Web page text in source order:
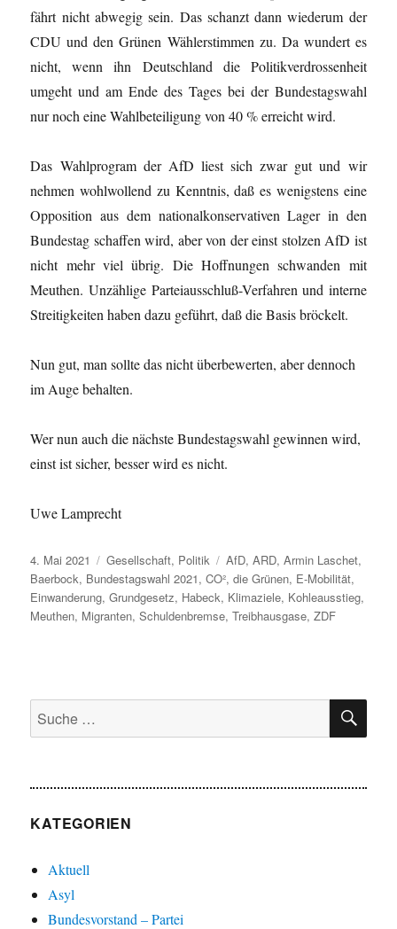
fährt nicht abwegig sein. Das schanzt dann wiederum der
CDU und den Grünen Wählerstimmen zu. Da wundert es
nicht, wenn ihn Deutschland die Politikverdrossenheit
umgeht und am Ende des Tages bei der Bundestagswahl
nur noch eine Wahlbeteiligung von 40 % erreicht wird.
Das Wahlprogram der AfD liest sich zwar gut und wir
nehmen wohlwollend zu Kenntnis, daß es wenigstens eine
Opposition aus dem nationalkonservativen Lager in den
Bundestag schaffen wird, aber von der einst stolzen AfD ist
nicht mehr viel übrig. Die Hoffnungen schwanden mit
Meuthen. Unzählige Parteiausschluß-Verfahren und interne
Streitigkeiten haben dazu geführt, daß die Basis bröckelt.
Nun gut, man sollte das nicht überbewerten, aber dennoch
im Auge behalten.
Wer nun auch die nächste Bundestagswahl gewinnen wird,
einst ist sicher, besser wird es nicht.
Uwe Lamprecht
Veröffentlicht
am
4. Mai 2021 Kategorien
Gesellschaft, Politik Schlagwörter
AfD,ARD,Armin Laschet,
Baerbock, Bundestagswahl 2021,CO²,die Grünen, E-Mobilität,
Einwanderung,Grundgesetz, Habeck, Klimaziele, Kohleausstieg,
Meuthen, Migranten,Schuldenbremse,Treibhausgase,ZDF
Suche
nach:
KATEGORIEN
Aktuell
Asyl
Bundesvorstand – Partei